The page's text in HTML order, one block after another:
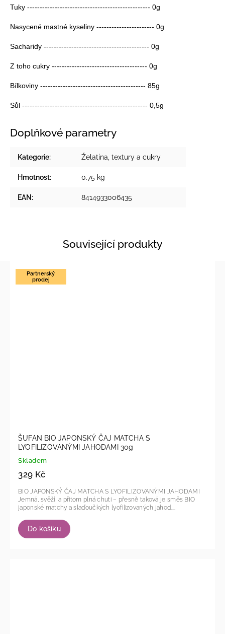
Tuky ------------------------------------------------- 0g
Nasycené mastné kyseliny ----------------------- 0g
Sacharidy ------------------------------------------ 0g
Z toho cukry -------------------------------------- 0g
Bílkoviny ------------------------------------------ 85g
Sůl -------------------------------------------------- 0,5g
Doplňkové parametry
Kategorie: Želatina, textury a cukry
Hmotnost: 0.75 kg
EAN: 8414933006435
Související produkty
Partnerský
prodej
ŠUFAN BIO JAPONSKÝ ČAJ MATCHA S
LYOFILIZOVANÝMI JAHODAMI 30g
Skladem
329 Kč
Do košíku
BIO JAPONSKÝ ČAJ MATCHA S LYOFILIZOVANÝMI JAHODAMI
Jemná, svěží, a přitom plná chuti – přesně taková je směs BIO
japonské matchy a slaďoučkých lyofilizovaných jahod....